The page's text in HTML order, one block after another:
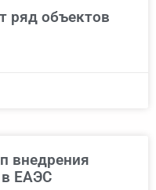
ряд объектов
внедрения
ЕАЭС